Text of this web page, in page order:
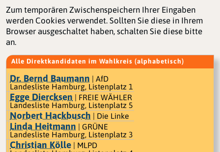
Zum temporären Zwischenspeichern Ihrer Eingaben
werden Cookies verwendet. Sollten Sie diese in Ihrem
Browser ausgeschaltet haben, schalten Sie diese bitte
an.
Alle Direktkandidaten im Wahlkreis (alphabetisch)
Dr. Bernd Baumann | AfD
Landesliste Hamburg, Listenplatz 1
Egge Diercksen | FREIE WÄHLER
Landesliste Hamburg, Listenplatz 5
Norbert Hackbusch | Die Linke
Linda Heitmann | GRÜNE
Landesliste Hamburg, Listenplatz 3
Christian Kölle | MLPD